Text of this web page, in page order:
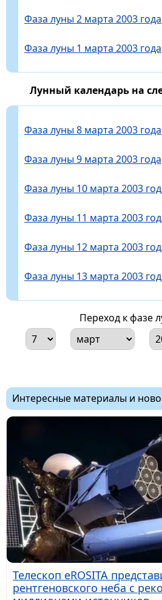
Фаза луны 2 марта 2003 года
Фаза луны 1 марта 2003 года
Лунный календарь на
Фаза луны 8 марта 2003 года
Фаза луны 9 марта 2003 года
Фаза луны 10 марта 2003
Фаза луны 11 марта 2003
Фаза луны 12 марта 2003
Фаза луны 13 марта 2003
Переход к фазе
Интересные материалы и
Телескоп eROSITA
рентгеновского неба с